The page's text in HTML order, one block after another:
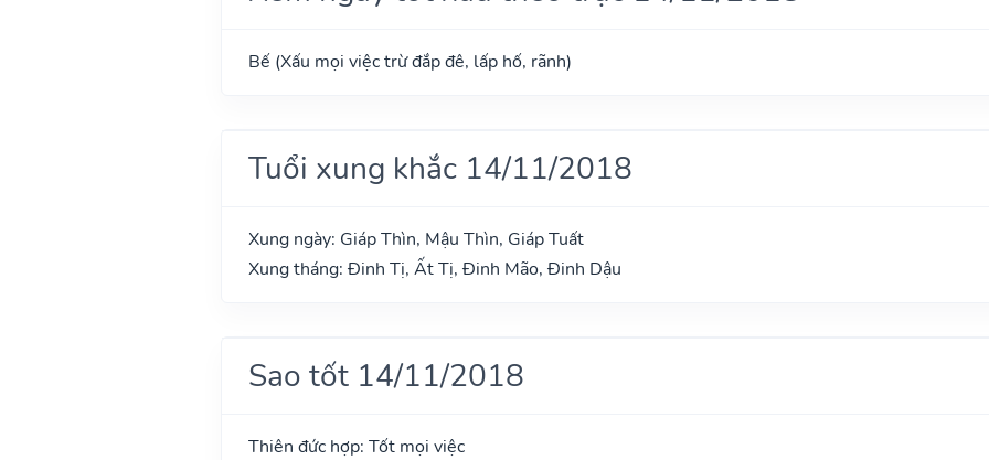
Bế (Xấu mọi việc trừ đắp đê, lấp hố, rãnh)
Tuổi xung khắc 14/11/2018
Xung ngày: Giáp Thìn, Mậu Thìn, Giáp Tuất
Xung tháng: Đinh Tị, Ất Tị, Đinh Mão, Đinh Dậu
Sao tốt 14/11/2018
Thiên đức hợp: Tốt mọi việc